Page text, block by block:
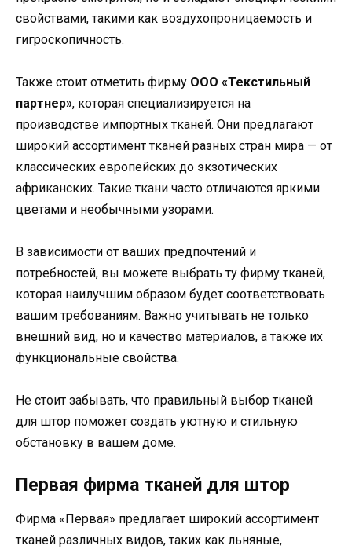
свойствами, такими как воздухопроницаемость и
гигроскопичность.
Также стоит отметить фирму ООО «Текстильный
партнер», которая специализируется на
производстве импортных тканей. Они предлагают
широкий ассортимент тканей разных стран мира — от
классических европейских до экзотических
африканских. Такие ткани часто отличаются яркими
цветами и необычными узорами.
В зависимости от ваших предпочтений и
потребностей, вы можете выбрать ту фирму тканей,
которая наилучшим образом будет соответствовать
вашим требованиям. Важно учитывать не только
внешний вид, но и качество материалов, а также их
функциональные свойства.
Не стоит забывать, что правильный выбор тканей
для штор поможет создать уютную и стильную
обстановку в вашем доме.
Первая фирма тканей для штор
Фирма «Первая» предлагает широкий ассортимент
тканей различных видов, таких как льняные,